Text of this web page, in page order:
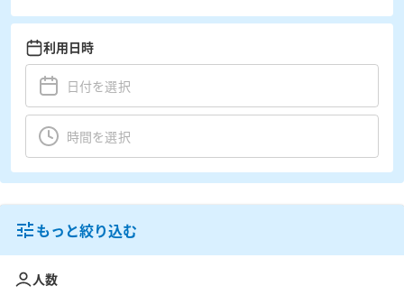
利用日時
もっと絞り込む
人数